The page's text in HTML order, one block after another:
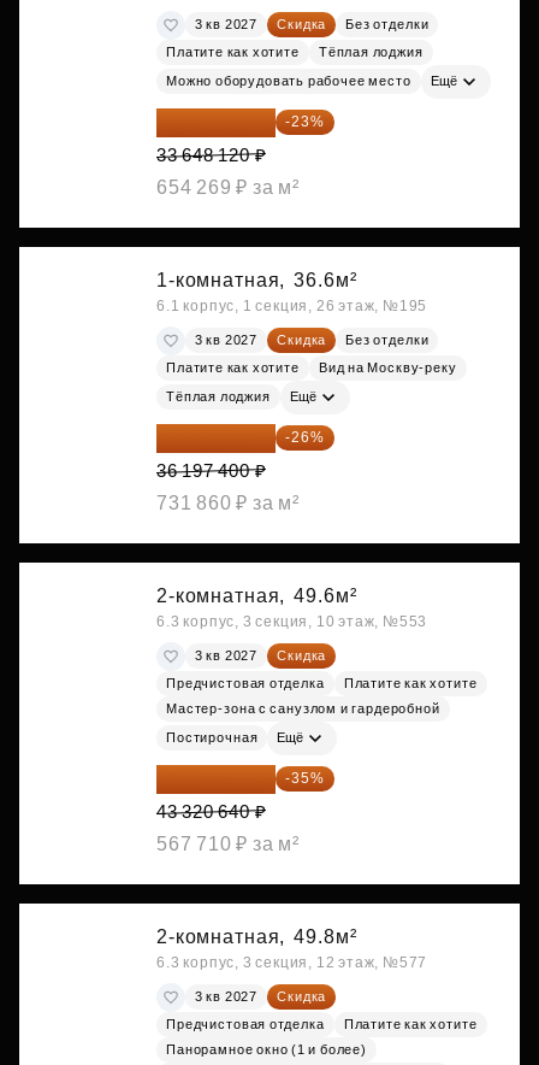
3 кв 2027 Скидка
Без отделки
Платите как хотите
Тёплая лоджия
Можно оборудовать рабочее место Ещё
25 909 052 ₽ -23%
33 648 120 ₽
654 269 ₽ за м²
1-комнатная, 36.6м²
6.1 корпус, 1 секция, 26 этаж, №195
3 кв 2027 Скидка
Без отделки
Платите как хотите
Вид на Москву-реку
Тёплая лоджия Ещё
26 786 076 ₽ -26%
36 197 400 ₽
731 860 ₽ за м²
2-комнатная, 49.6м²
6.3 корпус, 3 секция, 10 этаж, №553
3 кв 2027
Скидка
Предчистовая отделка
Платите как хотите
Мастер-зона с санузлом и гардеробной
Постирочная Ещё
28 158 416 ₽ -35%
43 320 640 ₽
567 710 ₽ за м²
2-комнатная, 49.8м²
6.3 корпус, 3 секция, 12 этаж, №577
3 кв 2027
Скидка
Предчистовая отделка
Платите как хотите
Панорамное окно (1 и более)